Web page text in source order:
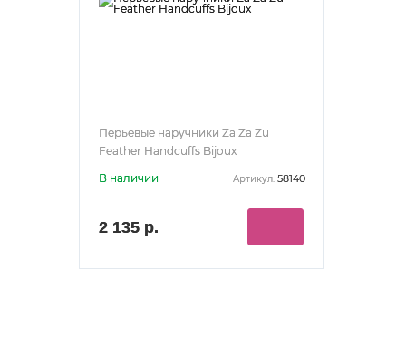
Перьевые наручники Za Za Zu
Feather Handcuffs Bijoux
В наличии
Артикул: 58140
2 135 р.